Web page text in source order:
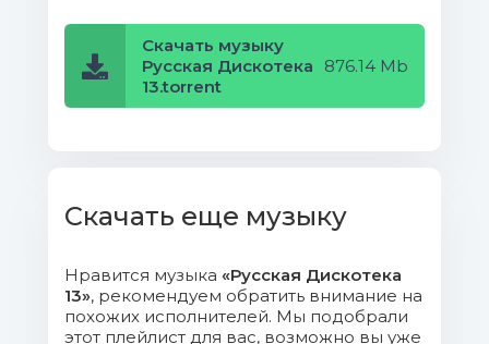
Краснознаменного КВО УССР - Вальс
«Метель».mp3 (9.47 Mb)
014. Алексей Брянцев - Я выпью
озёра синие.mp3 (9.55 Mb)
«Читинская слобода» - Лучше б знал я,
утопился.mp3 (5.52 Mb)
Скачать музыку
Русская Дискотека
13.torrent
876.14 Mb
Скачать еще музыку
Нравится музыка «Русская Дискотека
13», рекомендуем обратить внимание на
похожих исполнителей. Мы подобрали
этот плейлист для вас, возможно вы уже